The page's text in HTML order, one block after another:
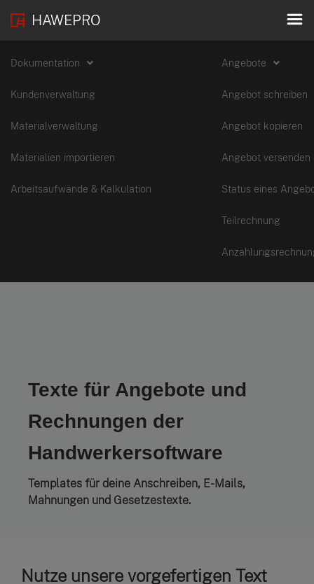
HAWEPRO
Dokumentation
Kundenverwaltung
Materialverwaltung
Materialien importieren
Arbeitsaufwände & Kalkulation
Angebote
Angebot schreiben
Angebot kopieren
Angebot versenden
Status eines
Teilrechnung
Texte für Angebote und
Rechnungen der
Handwerkersoftware
Templates für deine Anschreiben, E-Mails,
Mahnungen und Gesetzestexte.
Nutze unsere vorgefertigen Text